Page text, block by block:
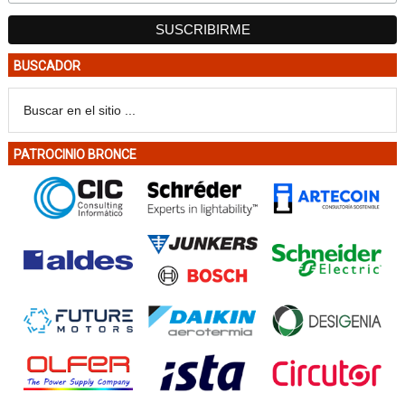
BUSCADOR
PATROCINIO BRONCE